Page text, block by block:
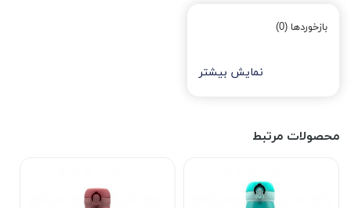
بازخوردها (0)
نمایش بیشتر
محصولات مرتبط